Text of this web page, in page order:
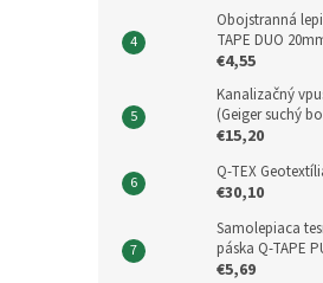
Obojstranná
TAPE DUO
€4,55
Kanalizačný
(Geiger suchý
€15,20
Q-TEX
€30,10
Samolepiaca
páska Q-TAPE
€5,69